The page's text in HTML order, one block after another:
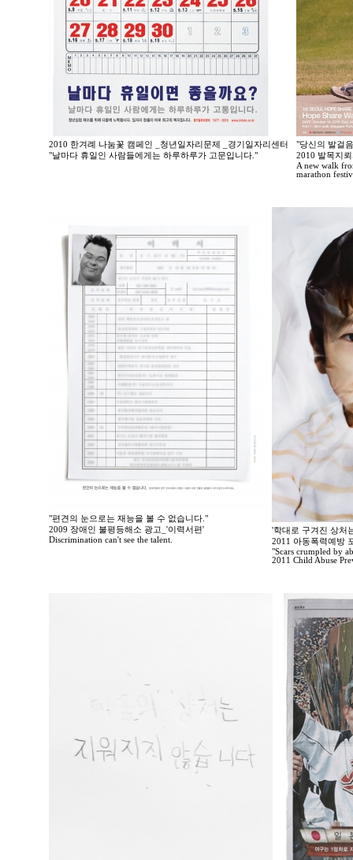
2010 한겨례 나눔꽃 캠페인 _청년일자리문제 _경기일자리센터
"날마다 휴일인 사람들에게는 하루하루가 고문입니다."
"당신의 발걸
2010 발목지
A new walk
marathon
"편견의 눈으로는 재능을 볼 수 없습니다."
2009 장애인 불평등해소 광고_'이력서편'
Discrimination can't see the talent.
'학대로 구겨진 상처
2011 아동폭력예방
"Scars crumpled by
2011 Child Abuse